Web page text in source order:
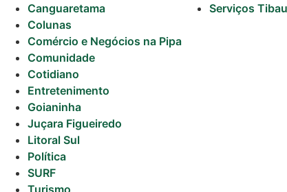
Baía Formosa
Canguaretama
Goianinha
Gastronomia
PIPA
Surf
Informações
Canguaretama
Colunas
Comércio e Negócios na Pipa
Comunidade
Cotidiano
Entretenimento
Goianinha
Juçara Figueiredo
Litoral Sul
Política
SURF
Serviços